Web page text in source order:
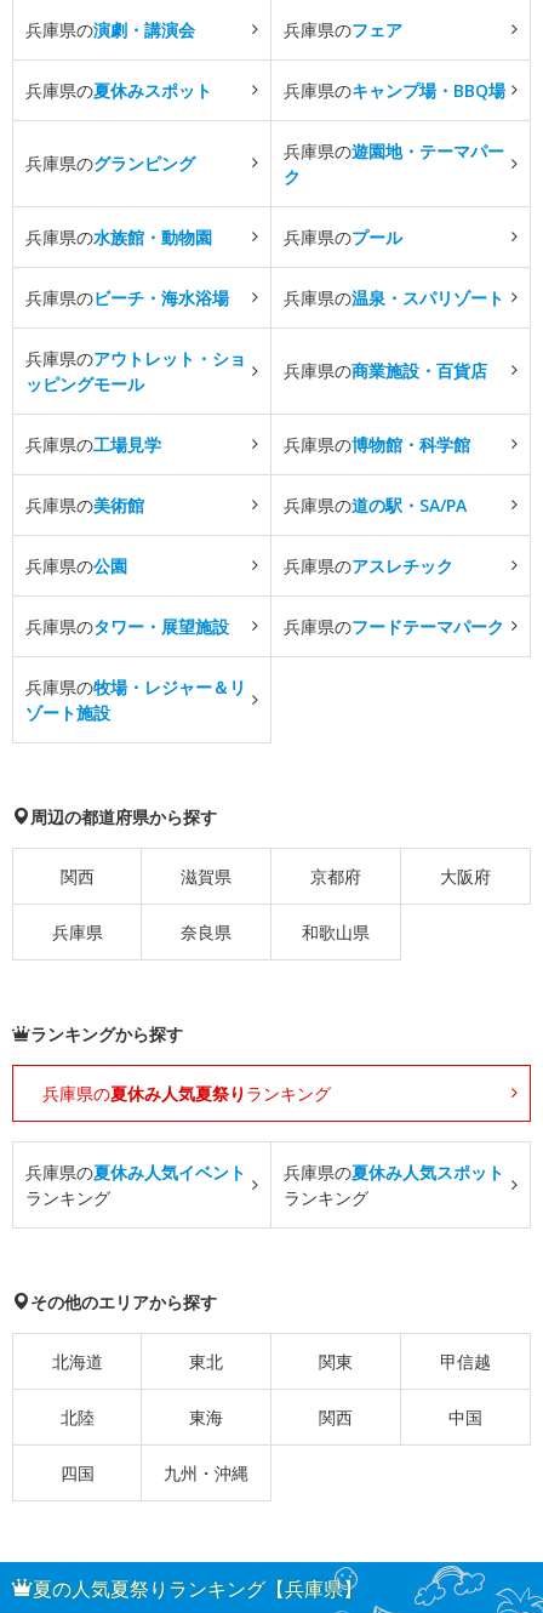
兵庫県の演劇・講演会 兵庫県のフェア
兵庫県の夏休みスポット 兵庫県のキャンプ場・BBQ場
兵庫県のグランピング
兵庫県の遊園地・テーマパー
ク
兵庫県の水族館・動物園 兵庫県のプール
兵庫県のビーチ・海水浴場 兵庫県の温泉・スパリゾート
兵庫県のアウトレット・ショ
ッピングモール
兵庫県の商業施設・百貨店
兵庫県の工場見学 兵庫県の博物館・科学館
兵庫県の美術館 兵庫県の道の駅・SA/PA
兵庫県の公園 兵庫県のアスレチック
兵庫県のタワー・展望施設 兵庫県のフードテーマパーク
兵庫県の牧場・レジャー＆リ
ゾート施設
周辺の都道府県から探す
関西 滋賀県 京都府 大阪府
兵庫県 奈良県 和歌山県
ランキングから探す
兵庫県の夏休み人気夏祭り ランキング
兵庫県の夏休み人気イベント
ランキング
兵庫県の夏休み人気スポット
ランキング
その他のエリアから探す
北海道 東北 関東 甲信越
北陸 東海 関西 中国
四国 九州・沖縄
夏の人気夏祭りランキング【兵庫県】